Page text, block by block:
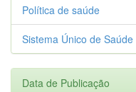
Política de saúde
Sistema Único de Saúde
Data de Publicação